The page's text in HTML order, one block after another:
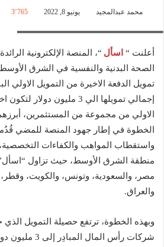
محمد عبدالمجيد يونيو 8, 2022 3٬765
أعلنت “ اسأل “، المنصة الإلكترونية
الصحة البدنية والنفسية في الشرق
إجمالي تمويلها الي 3 مليون
الخطوة في إطار جهود المنصة للمضي
واستقطاب المواهب والكفاءات
منطقة الشرق الأوسط، حيث تزاول
مصر، والسعودية، وتونس، والكويت،
والعراق.
وبهذه الخطوة، ترتفع حصيلة التمويل
شركات رأس